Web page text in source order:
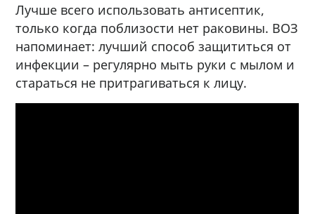
Лучше всего использовать антисептик,
только когда поблизости нет раковины. ВОЗ
напоминает: лучший способ защититься от
инфекции – регулярно мыть руки с мылом и
стараться не притрагиваться к лицу.